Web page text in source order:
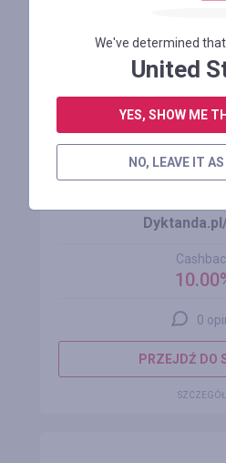
0
PRZEJDŹ DO
We've determined
United
YES, SHOW ME
NO, LEAVE IT